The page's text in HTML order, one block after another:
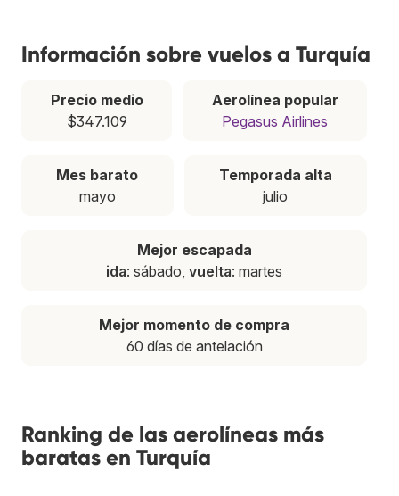
Información sobre vuelos a Turquía
Precio medio
$347.109
Aerolínea popular
Pegasus Airlines
Mes barato
mayo
Temporada alta
julio
Mejor escapada
ida: sábado, vuelta: martes
Mejor momento de compra
60 días de antelación
Ranking de las aerolíneas más
baratas en Turquía